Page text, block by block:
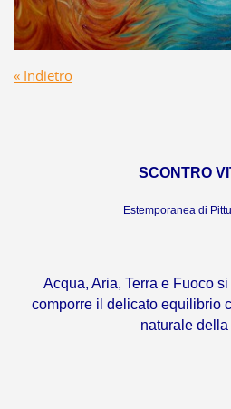
« Indietro
SCONTRO
Estemporanea di
Acqua, Aria, Terra e Fuoco
comporre il delicato equilibrio
naturale della